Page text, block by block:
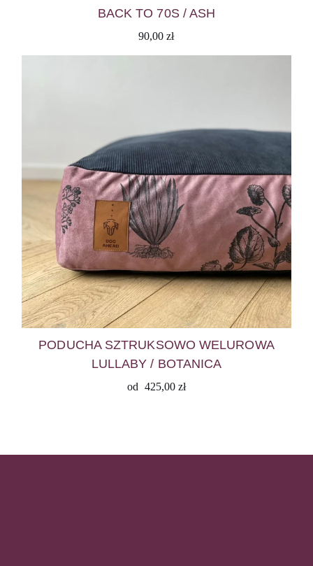
BACK TO 70S / ASH
90,00zł
PODUCHA SZTRUKSOWO WELUROWA
LULLABY / BOTANICA
od 425,00 zł